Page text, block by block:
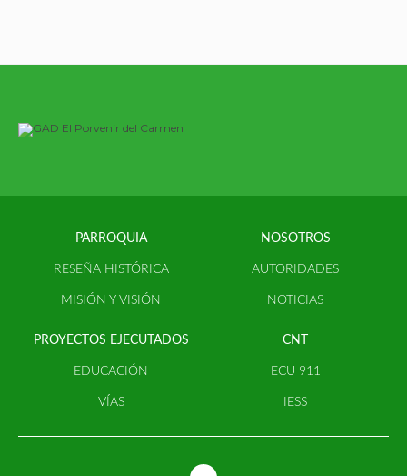
PARROQUIA
RESEÑA HISTÓRICA
MISIÓN Y VISIÓN
NOSOTROS
AUTORIDADES
NOTICIAS
PROYECTOS EJECUTADOS
EDUCACIÓN
VÍAS
CNT
ECU 911
IESS